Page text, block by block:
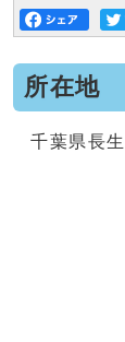
所在地
千葉県長